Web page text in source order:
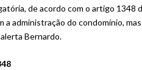
de acordo com o artigo 1348
a administração do condomínio,
Bernardo.